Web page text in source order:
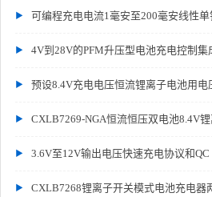
可编程充电电流1毫安至200毫安线性单
4V到28V的PFM升压型电池充电控制集
预设8.4V充电电压恒流锂离子电池用电
CXLB7269-NGA恒流恒压双电池8.4V
3.6V至12V输出电压快速充电协议和QC
CXLB7268锂离子开关模式电池充电器